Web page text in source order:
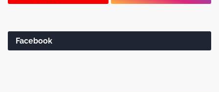
Facebook